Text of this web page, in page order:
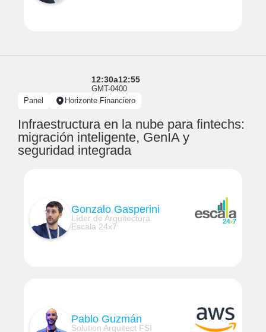
12:30a12:55
GMT-0400
Panel
Horizonte Financiero
Infraestructura en la nube para fintechs:
migración inteligente, GenIA y
seguridad integrada
Gonzalo Gasperini
Líder de Arquitectura
Escala 24x7
Pablo Guzmán
Solution Arquitect FSI